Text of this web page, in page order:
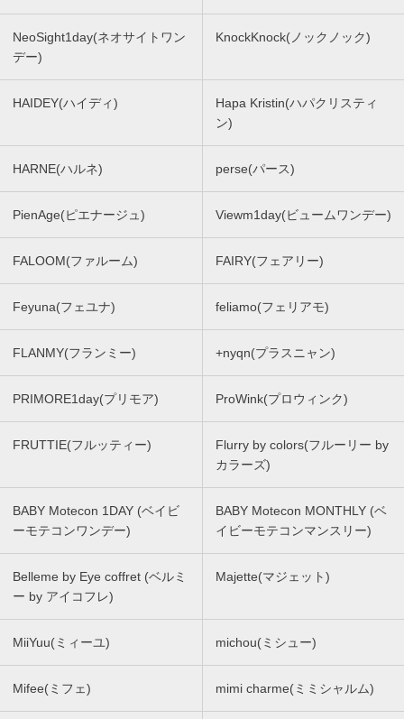
NeoSight1day(ネオサイトワン
デー)
KnockKnock(ノックノック)
HAIDEY(ハイディ)
Hapa Kristin(ハパクリスティ
ン)
HARNE(ハルネ) perse(パース)
PienAge(ピエナージュ) Viewm1day(ビュームワンデー)
FALOOM(ファルーム) FAIRY(フェアリー)
Feyuna(フェユナ) feliamo(フェリアモ)
FLANMY(フランミー) +nyqn(プラスニャン)
PRIMORE1day(プリモア) ProWink(プロウィンク)
FRUTTIE(フルッティー)
Flurry by colors(フルーリー by
カラーズ)
BABY Motecon 1DAY (ベイビ
ーモテコンワンデー)
BABY Motecon MONTHLY (ベ
イビーモテコンマンスリー)
Belleme by Eye coffret (ベルミ
ー by アイコフレ)
Majette(マジェット)
MiiYuu(ミィーユ) michou(ミシュー)
Mifee(ミフェ) mimi charme(ミミシャルム)